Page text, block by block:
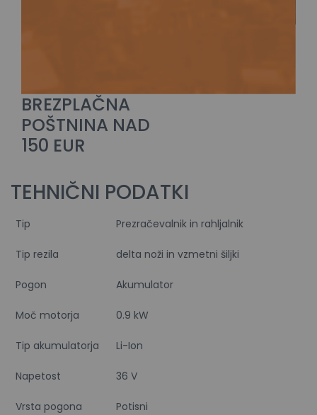
BREZPLAČNA
POŠTNINA NAD
150 EUR
TEHNIČNI PODATKI
Tip Prezračevalnik in rahljalnik
Tip rezila delta noži in vzmetni šiljki
Pogon Akumulator
Moč motorja 0.9 kW
Tip akumulatorja Li-Ion
Napetost 36 V
Vrsta pogona Potisni